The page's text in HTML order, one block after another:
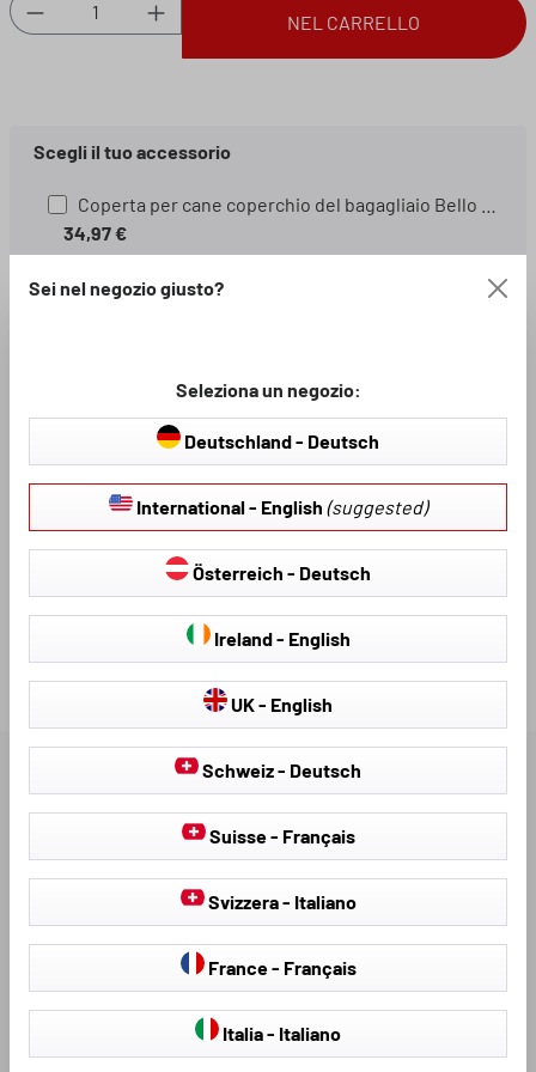
NEL CARRELLO
Scegli il tuo accessorio
34,97 €
42,46 €
Spedizione gratuiti per ordini superiori a 100 €
Disponibile, pronto per la spedizione:
2-3 giorni
70888
DOWNLOAD DISPONIBILI
VALUTAZIONI
Sei nel negozio giusto?
Seleziona un negozio:
Deutschland - Deutsch
International - English (suggested)
Österreich - Deutsch
Ireland - English
UK - English
Schweiz - Deutsch
Suisse - Français
Svizzera - Italiano
France - Français
Italia - Italiano